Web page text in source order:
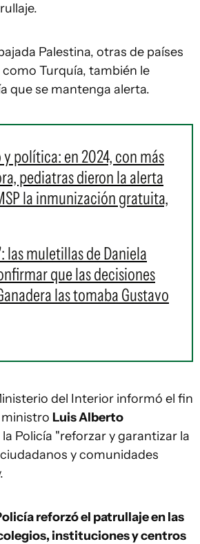
Palestina, otras de países
Turquía, también le
que se mantenga alerta.
política: en 2024, con más
pediatras dieron la alerta
la inmunización gratuita,
las muletillas de Daniela
que las decisiones
las tomaba Gustavo
del Interior informó el fin
ministro Luis Alberto
Policía "reforzar y garantizar la
y comunidades
reforzó el patrullaje en las
instituciones y centros